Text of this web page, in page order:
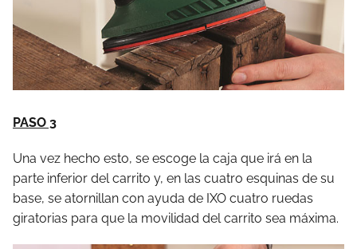
PASO 3
Una vez hecho esto, se escoge la caja que irá en la
parte inferior del carrito y, en las cuatro esquinas de su
base, se atornillan con ayuda de IXO cuatro ruedas
giratorias para que la movilidad del carrito sea máxima.